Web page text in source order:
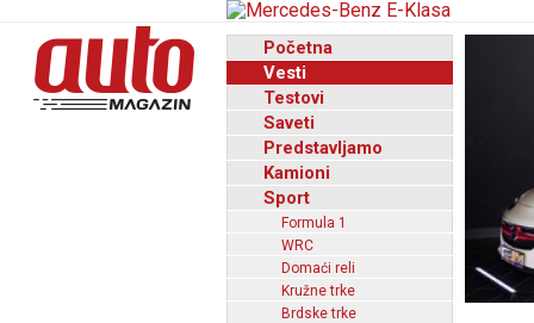
Početna
Vesti
Testovi
Saveti
Predstavljamo
Kamioni
Sport
Formula 1
WRC
Domaći reli
Kružne trke
Brdske trke